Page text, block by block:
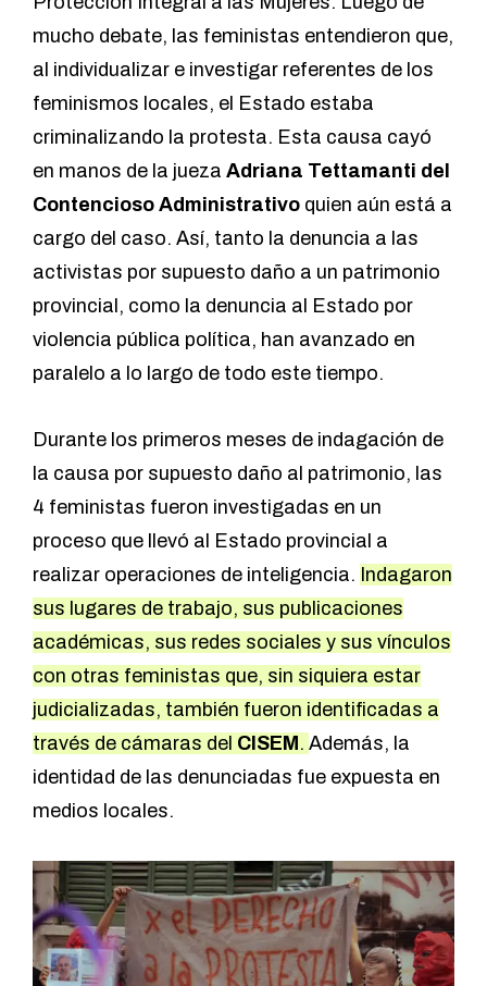
mucho debate, las feministas entendieron que,
al individualizar e investigar referentes de los
feminismos locales, el Estado estaba
criminalizando la protesta. Esta causa cayó
en manos de la jueza Adriana Tettamanti del
Contencioso Administrativo quien aún está a
cargo del caso. Así, tanto la denuncia a las
activistas por supuesto daño a un patrimonio
provincial, como la denuncia al Estado por
violencia pública política, han avanzado en
paralelo a lo largo de todo este tiempo.
Durante los primeros meses de indagación de
la causa por supuesto daño al patrimonio, las
4 feministas fueron investigadas en un
proceso que llevó al Estado provincial a
realizar operaciones de inteligencia. Indagaron
sus lugares de trabajo, sus publicaciones
académicas, sus redes sociales y sus vínculos
con otras feministas que, sin siquiera estar
judicializadas, también fueron identificadas a
través de cámaras del CISEM. Además, la
identidad de las denunciadas fue expuesta en
medios locales.